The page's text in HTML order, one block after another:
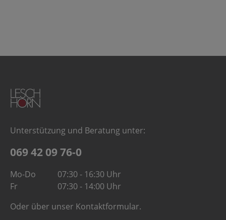
Unterstützung und Beratung unter:
069 42 09 76-0
Mo-Do
07:30 - 16:30 Uhr
Fr
07:30 - 14:00 Uhr
Oder über unser Kontaktformular.